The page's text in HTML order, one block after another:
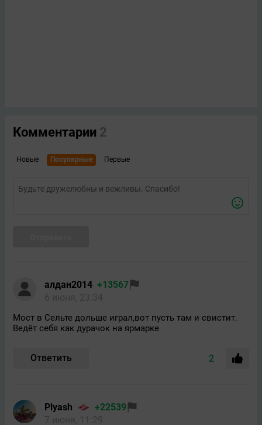
Комментарии 2
Новые Популярные Первые
алдан2014 +13567
Мост в Сельте дольше играл,вот пусть там и свистит.
Ведёт себя как дурачок на ярмарке
Ответить 2
Plyash
+22539